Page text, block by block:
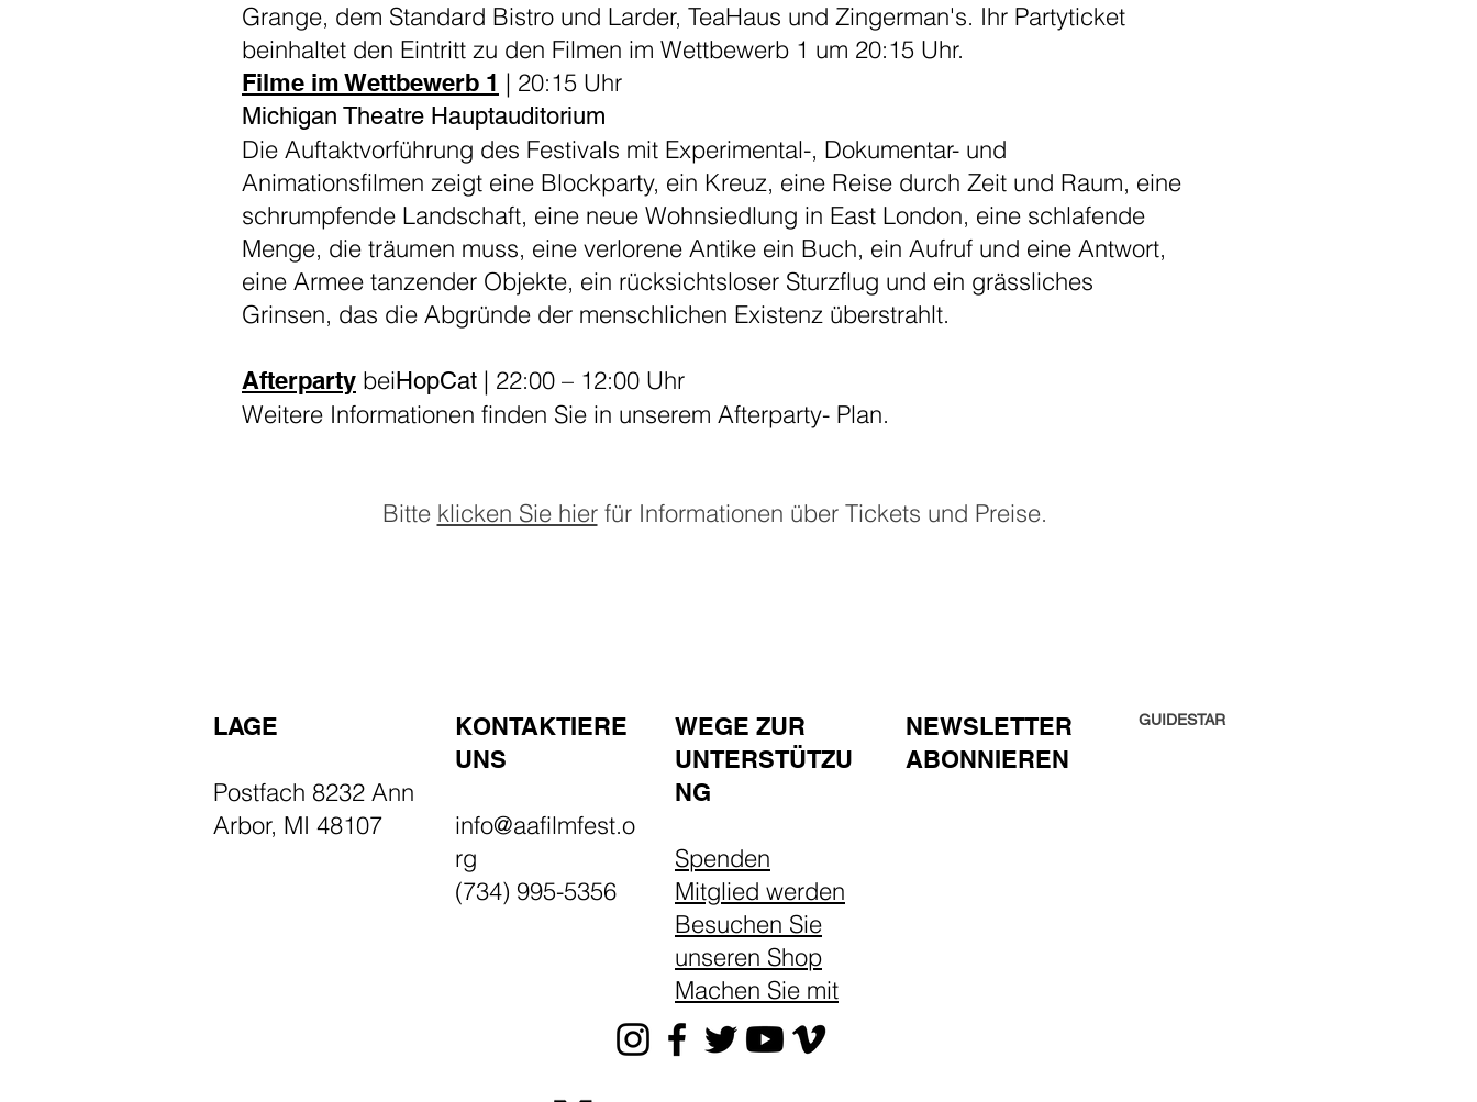
Grange, dem Standard Bistro und Larder, TeaHaus und Zingerman's. Ihr Partyticket
beinhaltet den Eintritt zu den Filmen im Wettbewerb 1 um 20:15 Uhr.
Filme im Wettbewerb 1 | 20:15 Uhr
Michigan Theatre Hauptauditorium
Die Auftaktvorführung des Festivals mit Experimental-, Dokumentar- und
Animationsfilmen zeigt eine Blockparty, ein Kreuz, eine Reise durch Zeit und Raum, eine
schrumpfende Landschaft, eine neue Wohnsiedlung in East London, eine schlafende
Menge, die träumen muss, eine verlorene Antike ein Buch, ein Aufruf und eine Antwort,
eine Armee tanzender Objekte, ein rücksichtsloser Sturzflug und ein grässliches
Grinsen, das die Abgründe der menschlichen Existenz überstrahlt.
Afterparty beiHopCat | 22:00 – 12:00 Uhr
Weitere Informationen finden Sie in unserem Afterparty- Plan.
Bitte klicken Sie hierfür Informationen über Tickets und Preise.
LAGE
Postfach 8232 Ann
Arbor, MI 48107
KONTAKTIERE
UNS
info@aafilmfest.o
rg
(734) 995-5356
WEGE ZUR
UNTERSTÜTZU
NG​
Spenden
Mitglied werden
Besuchen Sie
unseren Shop
Machen Sie mit
NEWSLETTER
ABONNIEREN
GUIDESTAR